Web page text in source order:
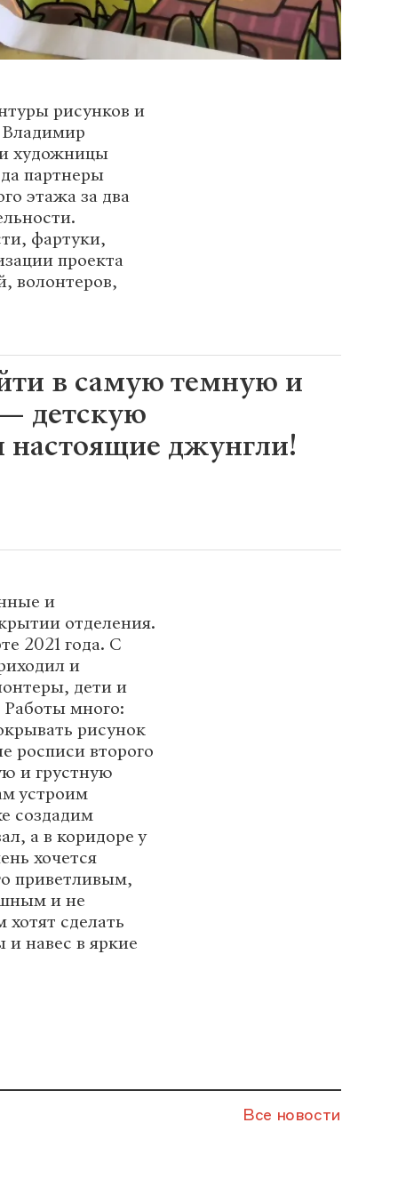
рисунков и
художницы
партнеры
этажа за два
фартуки,
проекта
волонтеров,
в самую темную и
детскую
джунгли!
и
отделения.
2021 года. С
и
дети и
много:
рисунок
второго
и грустную
устроим
создадим
а в коридоре у
хочется
приветливым,
и не
сделать
и навес в яркие
Все новости